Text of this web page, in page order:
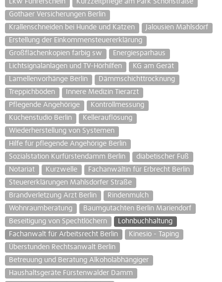
Lkw Führerschein
Kurzzeitpflege am Park Schönstraße
Gothaer Versicherungen Berlin
Krallenschneiden bei Hunde und Katzen
Jalousien Mahlsdorf
Erstellung der Einkommensteuererklärung
Großflächenkopien farbig sw
Energiesparhaus
Lichtsignalanlagen und TV-Hörhilfen
KG am Gerät
Lamellenvorhänge Berlin
Dämmschichttrocknung
Treppichböden
Innere Medizin Tierarzt
Pflegende Angehörige
Kontrollmessung
Küchenstudio Berlin
Kellerauflösung
Wiederherstellung von Systemen
Hilfe für pflegende Angehörige Berlin
Sozialstation Kurfürstendamm Berlin
diabetischer Fuß
Notariat
Kurzwelle
Fachanwältin für Erbrecht Berlin
Steuererklärungen Mahlsdorfer Straße
Brandverletzung Arzt Berlin
Rindenmulch
Wohnraumberatung
Baumgutachten Berlin Mariendorf
Beseitigung von Spechtlöchern
Lohnbuchhaltung
Fachanwalt für Arbeitsrecht Berlin
Kinesio - Taping
Überstunden Rechtsanwalt Berlin
Betreuung und Beratung Alkoholabhängiger
Haushaltsgeräte Fürstenwalder Damm